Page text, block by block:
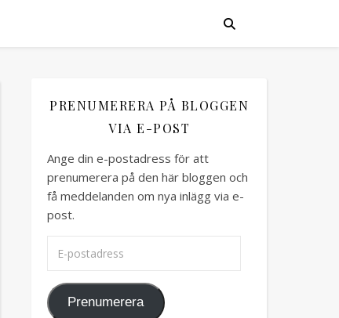
PRENUMERERA PÅ BLOGGEN
VIA E-POST
Ange din e-postadress för att
prenumerera på den här bloggen och
få meddelanden om nya inlägg via e-
post.
Prenumerera